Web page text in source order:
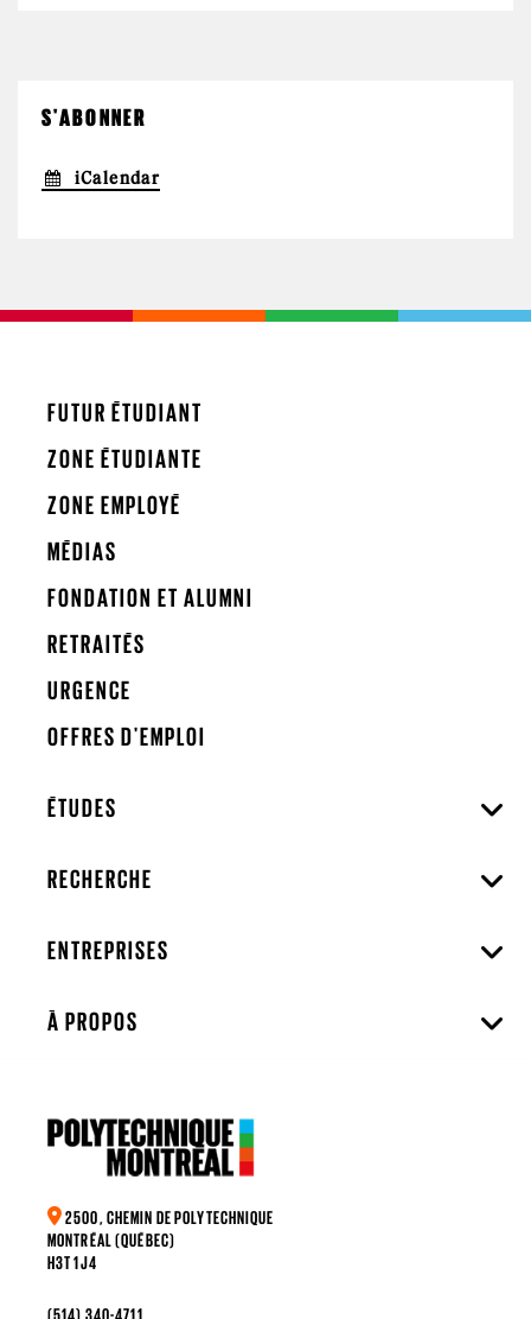
S'ABONNER
iCalendar
FUTUR ÉTUDIANT
ZONE ÉTUDIANTE
ZONE EMPLOYÉ
MÉDIAS
FONDATION ET ALUMNI
RETRAITÉS
URGENCE
OFFRES D'EMPLOI
ÉTUDES
RECHERCHE
ENTREPRISES
À PROPOS
2500, CHEMIN DE POLYTECHNIQUE
MONTRÉAL (QUÉBEC)
H3T 1J4
(514) 340-4711